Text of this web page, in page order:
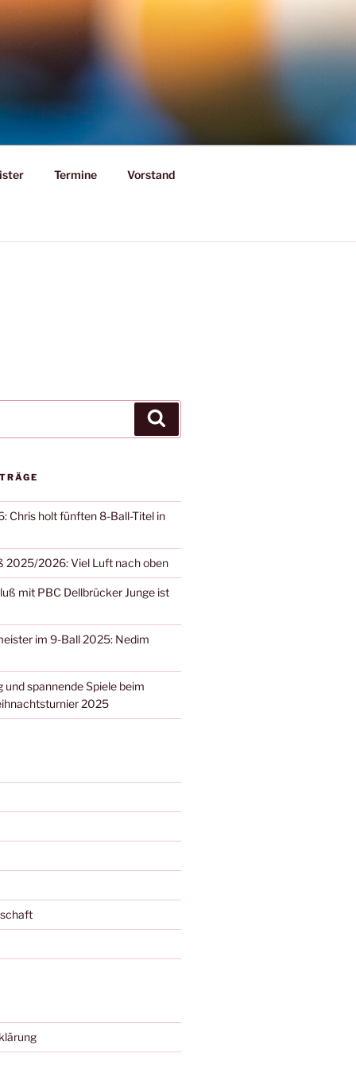
Termine Vorstand
Chris holt fünften 8-Ball-Titel in
2025/2026: Viel Luft nach oben
mit PBC Dellbrücker Junge ist
im 9-Ball 2025: Nedim
und spannende Spiele beim
2025